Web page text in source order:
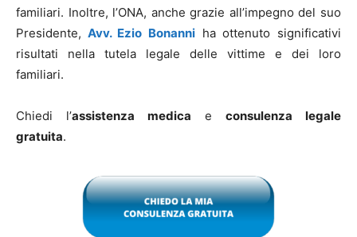
familiari. Inoltre, l’ONA, anche grazie all’impegno del suo
Presidente, Avv. Ezio Bonanni ha ottenuto significativi
risultati nella tutela legale delle vittime e dei loro
familiari.
Chiedi l’assistenza medica e consulenza legale
gratuita.